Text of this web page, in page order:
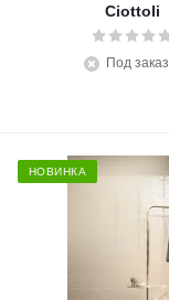
Ciottoli
Под заказ
НОВИНКА